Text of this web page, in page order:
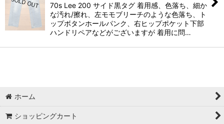
70s Lee 200 サイド黒タグ 着用感、色落ち、細か
な汚れ/擦れ、左モモブリーチのような色落ち、ト
ップボタンホールパンク、右ヒップポケット下部
ハンドリペアなどがございますが 着用に問…
ホーム
ショッピングカート